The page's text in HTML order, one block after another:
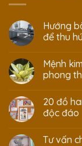
Hướng
để thu
Mệnh
phong
20 đồ
độc đáo
Tư vấn